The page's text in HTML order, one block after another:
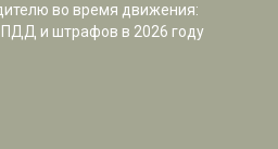
во время движения:
и штрафов в 2026 году